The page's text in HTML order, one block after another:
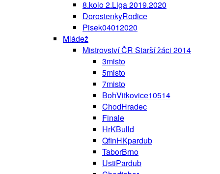
8.kolo 2.Liga 2019.2020
DorostenkyRodice
Pisek04012020
Mládež
Mistrovství ČR Starší žáci 2014
3misto
5misto
7misto
BohVitkovice10514
ChodHradec
Finale
HrKBulld
QfinHKpardub
TaborBrno
UstiPardub